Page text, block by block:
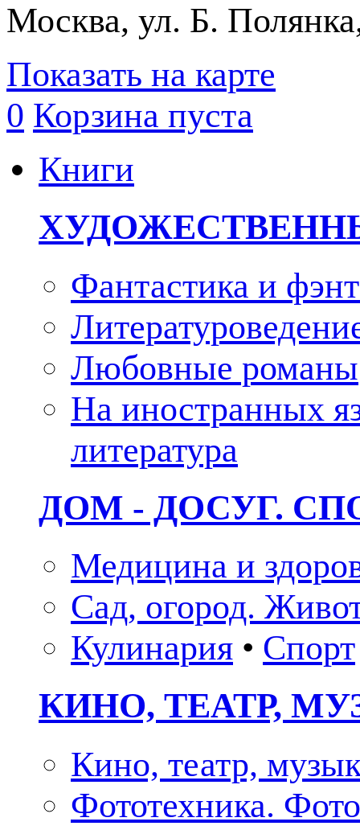
Москва, ул. Б.
Показать на карте
0 Корзина пуста
Книги
Фантастика и
Любовные романы
На иностранных
литература
ДОМ - ДОСУГ.
Медицина и
Сад, огород.
Кулинария • Спорт
КИНО, ТЕАТР,
Кино, театр,
Фототехника.